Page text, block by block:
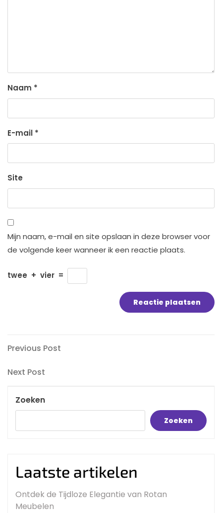
Naam *
E-mail *
Site
Mijn naam, e-mail en site opslaan in deze browser voor
de volgende keer wanneer ik een reactie plaats.
twee + vier =
Bericht
navigatie
Previous
Previous Post
Next
Next Post
Zoeken
Zoeken
Laatste artikelen
Ontdek de Tijdloze Elegantie van Rotan
Meubelen